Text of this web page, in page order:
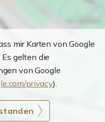
mir Karten von Google
gelten die
von Google
privacy).